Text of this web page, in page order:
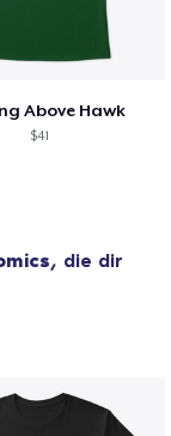
Above Hawk
$41
, die dir